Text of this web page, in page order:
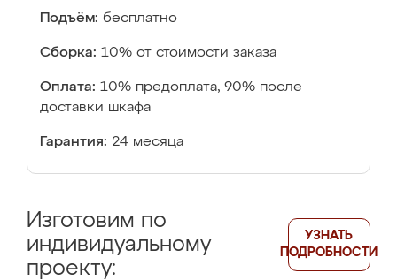
Подъём: бесплатно
Сборка: 10% от стоимости заказа
Оплата: 10% предоплата, 90% после
доставки шкафа
Гарантия: 24 месяца
Изготовим по
индивидуальному
проекту:
УЗНАТЬ
ПОДРОБНОСТИ